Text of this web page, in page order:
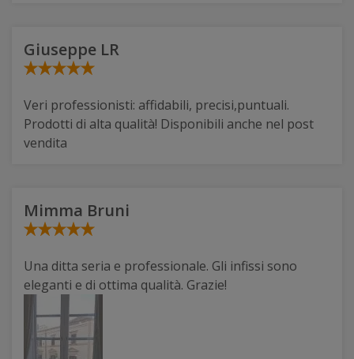
Giuseppe LR
Veri professionisti: affidabili, precisi,puntuali.
Prodotti di alta qualità! Disponibili anche nel post
vendita
Mimma Bruni
Una ditta seria e professionale. Gli infissi sono
eleganti e di ottima qualità. Grazie!